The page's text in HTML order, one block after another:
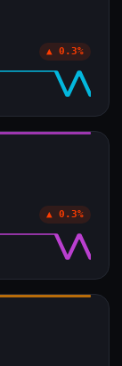
▲ 0.3%
▲ 0.3%